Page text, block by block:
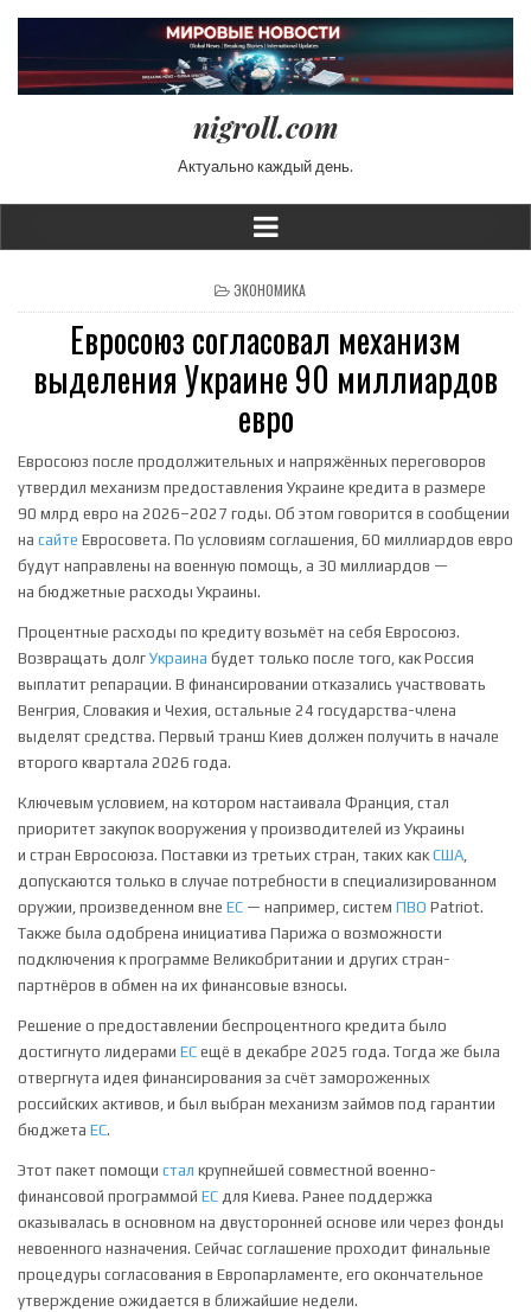
nigroll.com
Актуально каждый день.
POSTED IN
ЭКОНОМИКА
Евросоюз согласовал механизм
выделения Украине 90 миллиардов
евро
Евросоюз после продолжительных и напряжённых переговоров
утвердил механизм предоставления Украине кредита в размере
90 млрд евро на 2026–2027 годы. Об этом говорится в сообщении
на сайте Евросовета. По условиям соглашения, 60 миллиардов евро
будут направлены на военную помощь, а 30 миллиардов —
на бюджетные расходы Украины.
Процентные расходы по кредиту возьмёт на себя Евросоюз.
Возвращать долг Украина будет только после того, как Россия
выплатит репарации. В финансировании отказались участвовать
Венгрия, Словакия и Чехия, остальные 24 государства-члена
выделят средства. Первый транш Киев должен получить в начале
второго квартала 2026 года.
Ключевым условием, на котором настаивала Франция, стал
приоритет закупок вооружения у производителей из Украины
и стран Евросоюза. Поставки из третьих стран, таких какСША,
допускаются только в случае потребности в специализированном
оружии, произведенном вне ЕС — например, систем ПВО Patriot.
Также была одобрена инициатива Парижа о возможности
подключения к программе Великобритании и других стран-
партнёров в обмен на их финансовые взносы.
Решение о предоставлении беспроцентного кредита было
достигнуто лидерами ЕС ещё в декабре 2025 года. Тогда же была
отвергнута идея финансирования за счёт замороженных
российских активов, и был выбран механизм займов под гарантии
бюджета ЕС.
Этот пакет помощи стал крупнейшей совместной военно-
финансовой программой ЕС для Киева. Ранее поддержка
оказывалась в основном на двусторонней основе или через фонды
невоенного назначения. Сейчас соглашение проходит финальные
процедуры согласования в Европарламенте, его окончательное
утверждение ожидается в ближайшие недели.